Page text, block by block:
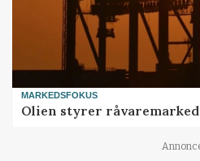
MARKEDSFOKUS
Olien styrer